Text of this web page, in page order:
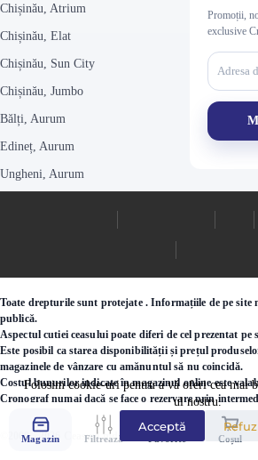
Folosim cookie-uri pentru a vă oferi cea mai
ul nostru.
Acceptă Refuz
Chișinău, Atrium
Chișinău, Elat
Chișinău, Sun City
Chișinău, Jumbo
Bălți, Aurum
Edineț, Aurum
Ungheni, Aurum
Promoții,
exclusive
Toate drepturile sunt protejate . Informațiile de pe site
publică.
Aspectul cutiei ceasului poate diferi de cel prezentat pe
Este posibil ca starea disponibilității și prețul
magazinele de vânzare cu amănuntul să nu coincidă.
Costul bunurilor indicate în magazinul online este
Cronograf numai dacă se face o rezervare prin
©2000 - 2026 Ceasuri.md
Magazin Filtrează Coșul